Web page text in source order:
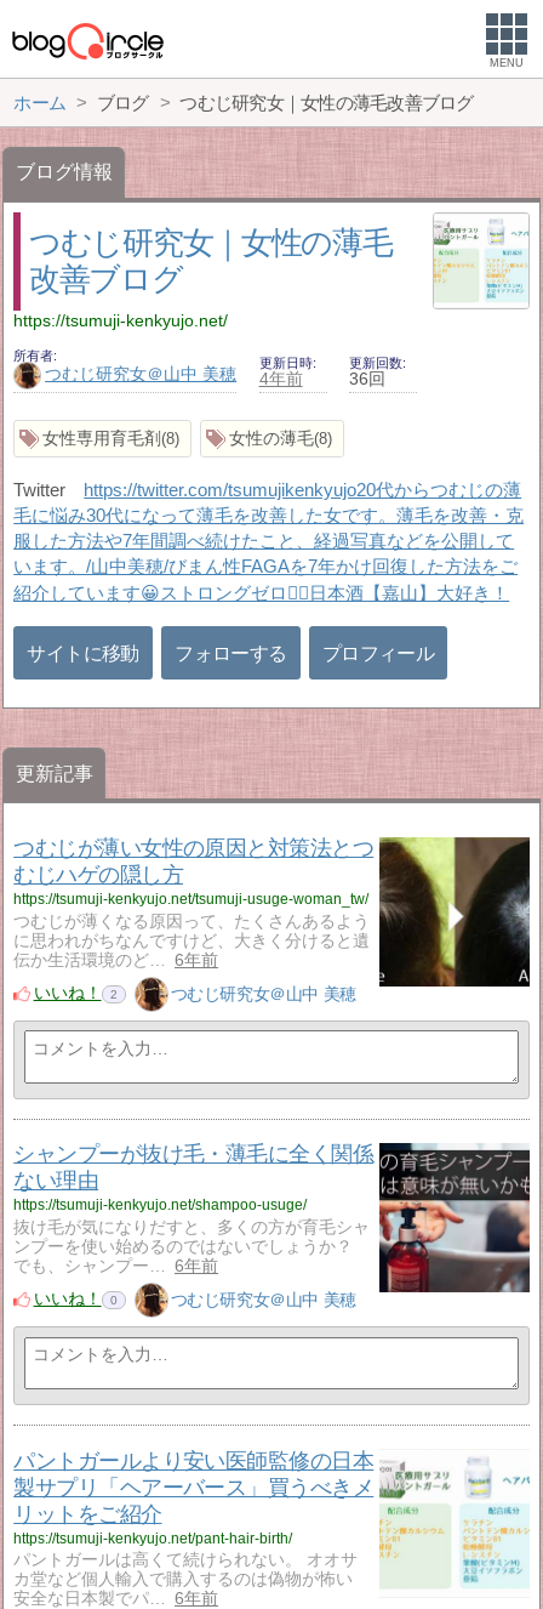
MENU
ホーム ブログ つむじ研究女｜女性の薄毛改善ブログ
ブログ情報
つむじ研究女｜女性の薄毛
改善ブログ
https://tsumuji-kenkyujo.net/
所有者
つむじ研究女＠山中 美穂
更新日時
4年前
更新回数
36回
女性専用育毛剤 8 女性の薄毛 8
Twitter https://twitter.com/tsumujikenkyujo20代からつむじの薄
毛に悩み30代になって薄毛を改善した女です。薄毛を改善・克
服した方法や7年間調べ続けたこと、経過写真などを公開して
います。/山中美穂/びまん性FAGAを7年かけ回復した方法をご
紹介しています😀ストロングゼロ🙆‍♀️日本酒【嘉山】大好き！
サイトに移動 フォローする プロフィール
更新記事
つむじが薄い女性の原因と対策法とつ
むじハゲの隠し方
https://tsumuji-kenkyujo.net/tsumuji-usuge-woman_tw/
つむじが薄くなる原因って、たくさんあるよう
に思われがちなんですけど、大きく分けると遺
伝か生活環境のど…
6年前
いいね！
2 つむじ研究女＠山中 美穂
シャンプーが抜け毛・薄毛に全く関係
ない理由
https://tsumuji-kenkyujo.net/shampoo-usuge/
抜け毛が気になりだすと、多くの方が育毛シャ
ンプーを使い始めるのではないでしょうか？
でも、シャンプー…
6年前
いいね！
0 つむじ研究女＠山中 美穂
パントガールより安い医師監修の日本
製サプリ「ヘアーバース」買うべきメ
リットをご紹介
https://tsumuji-kenkyujo.net/pant-hair-birth/
パントガールは高くて続けられない。 オオサ
カ堂など個人輸入で購入するのは偽物が怖い
安全な日本製でパ…
6年前